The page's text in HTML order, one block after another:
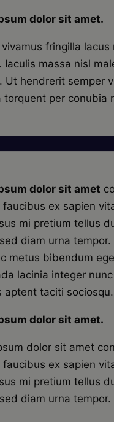
dolor sit amet.
vivamus fringilla
Iaculis massa nisl
Ut hendrerit semper
torquent per conubia
dolor sit amet
faucibus ex sapien
mi pretium tellus
diam urna
metus bibendum
lacinia integer
aptent taciti
dolor sit amet.
dolor sit amet
faucibus ex sapien
mi pretium tellus
diam urna tempor.